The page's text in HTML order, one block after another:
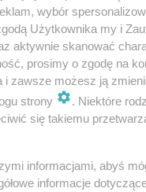
konieczności cięcia
klubu jako
że są dwie
doprowadzenie
wybór
Użytkownika my i
aktywnie skanować
prosimy o zgodę na
i zawsze możesz ją
strony
. Niektóre
się takiemu
informacjami, abyś
informacje